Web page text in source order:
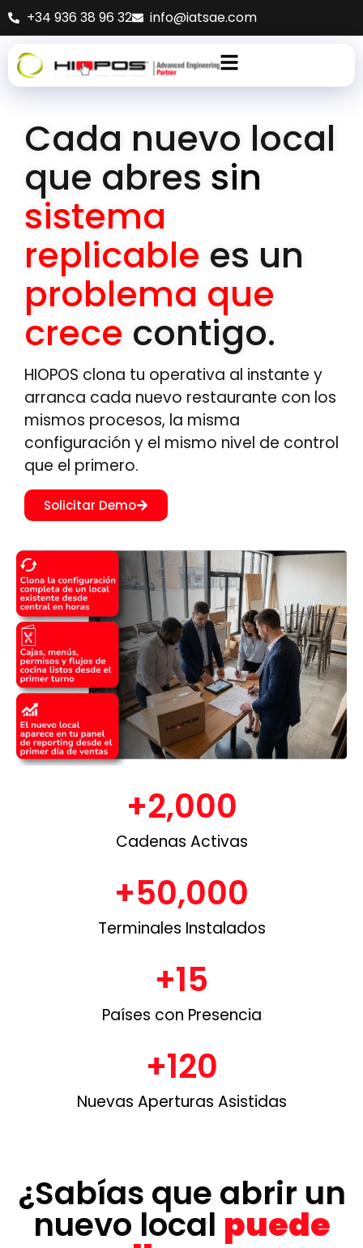
+34 936 38 96 32 info@iatsae.com
Cada nuevo local
que abres sin
sistema
replicable es un
problema que
crece contigo.
HIOPOS clona tu operativa al instante y
arranca cada nuevo restaurante con los
mismos procesos, la misma
configuración y el mismo nivel de control
que el primero.
Solicitar Demo
Cadenas Activas
+2,000
Terminales Instalados
+50,000
Países con Presencia
+15
Nuevas Aperturas Asistidas
+120
¿Sabías que abrir un
nuevo local puede